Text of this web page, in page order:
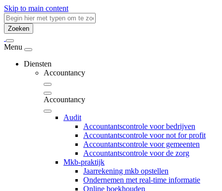
Skip to main content
Zoeken
Menu
Diensten
Accountancy
Accountancy
Audit
Accountantscontrole voor bedrijven
Accountantscontrole voor not for profit
Accountantscontrole voor gemeenten
Accountantscontrole voor de zorg
Mkb-praktijk
Jaarrekening mkb opstellen
Ondernemen met real-time informatie
Online boekhouden